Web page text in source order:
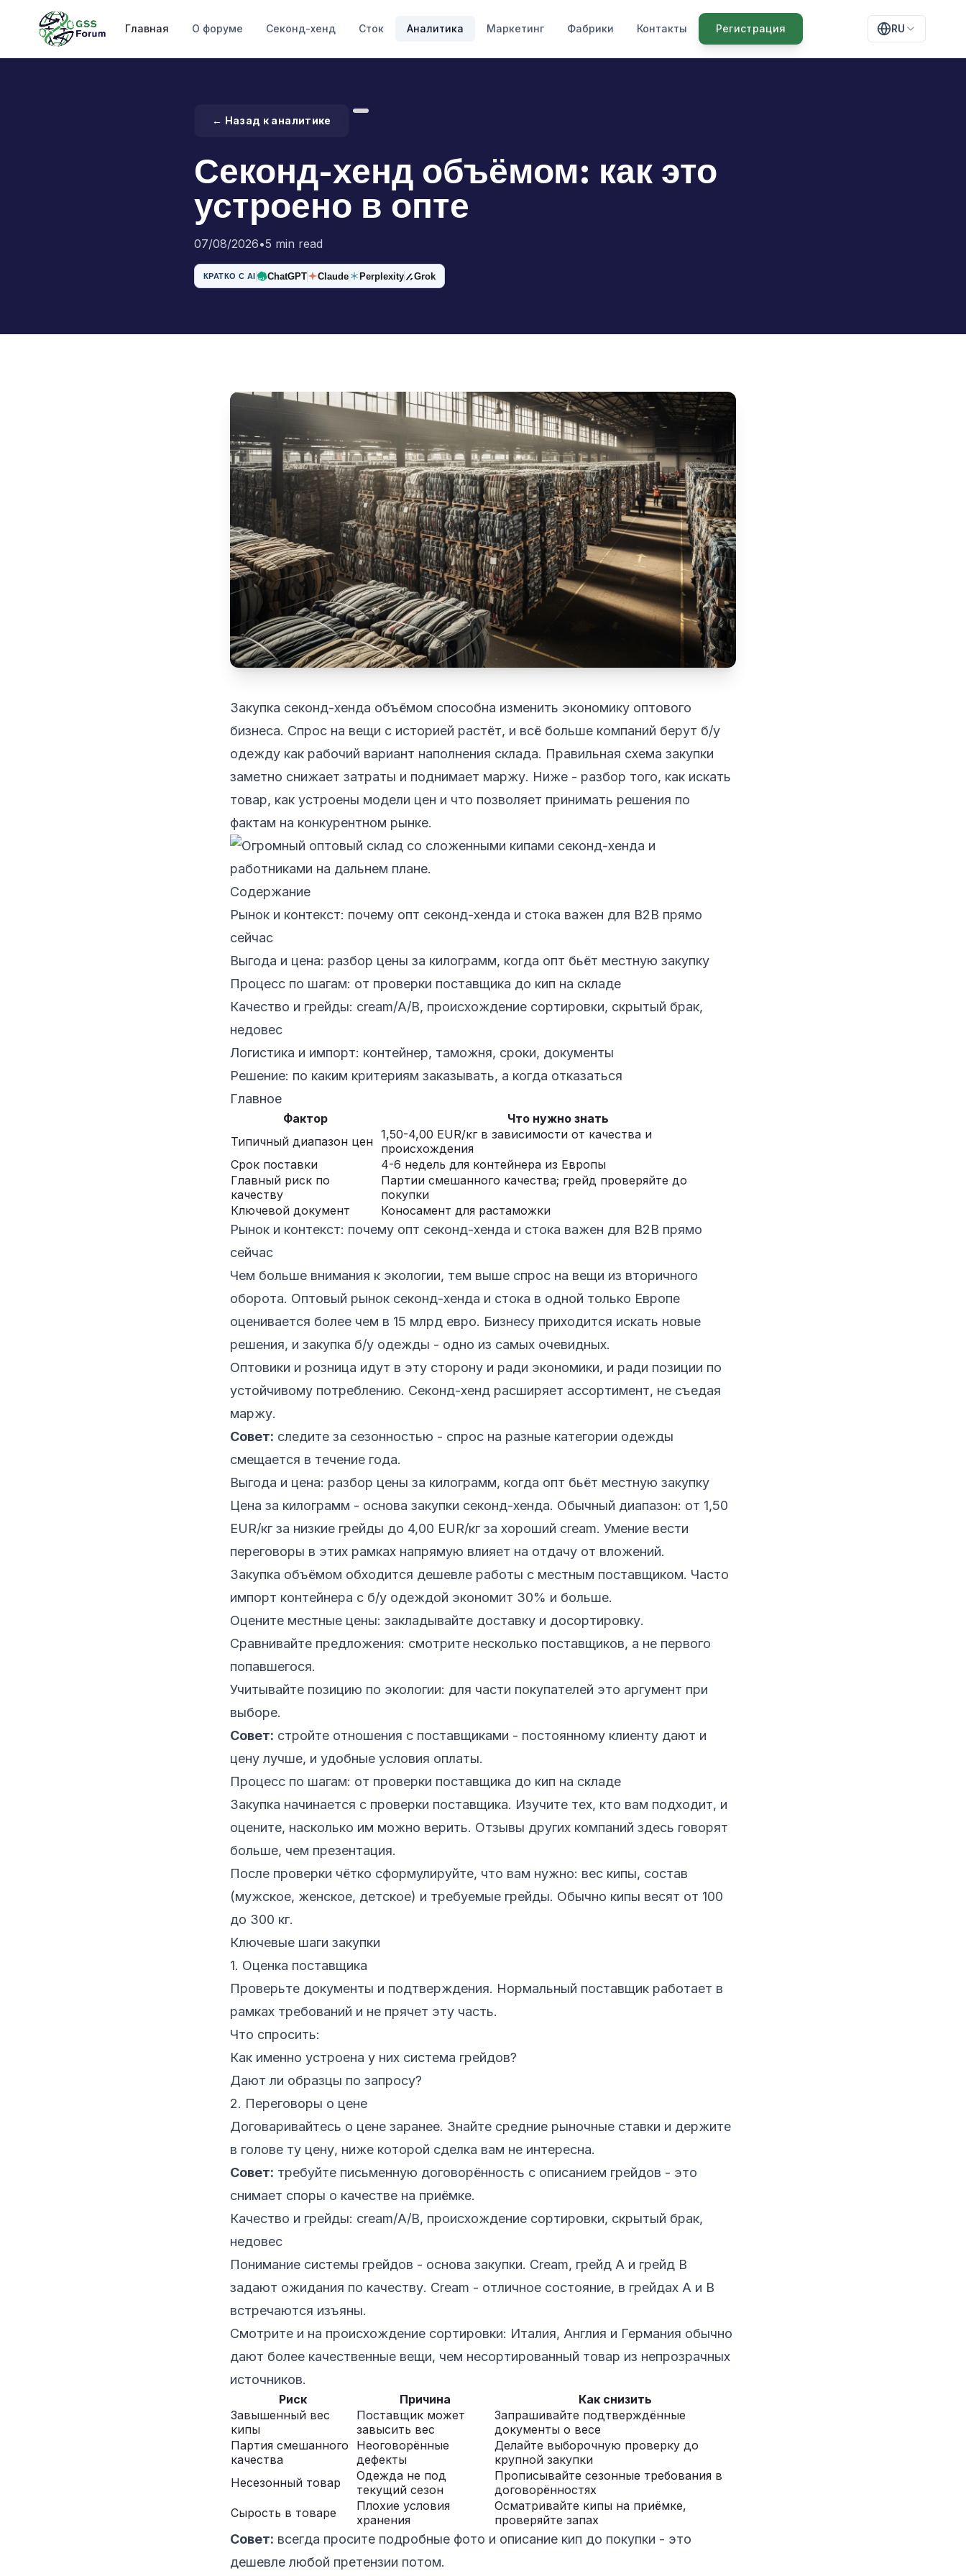
Главная О форуме Секонд-хенд Сток Аналитика Маркетинг Фабрики Контакты Регистрация RU
← Назад к аналитике
Секонд-хенд объёмом: как это
устроено в опте
07/08/2026•5 min read
КРАТКО С AI ChatGPT Claude Perplexity Grok
Закупка секонд-хенда объёмом способна изменить экономику оптового
бизнеса. Спрос на вещи с историей растёт, и всё больше компаний берут б/у
одежду как рабочий вариант наполнения склада. Правильная схема закупки
заметно снижает затраты и поднимает маржу. Ниже - разбор того, как искать
товар, как устроены модели цен и что позволяет принимать решения по
фактам на конкурентном рынке.
Содержание
Рынок и контекст: почему опт секонд-хенда и стока важен для B2B прямо
сейчас
Выгода и цена: разбор цены за килограмм, когда опт бьёт местную закупку
Процесс по шагам: от проверки поставщика до кип на складе
Качество и грейды: cream/A/B, происхождение сортировки, скрытый брак,
недовес
Логистика и импорт: контейнер, таможня, сроки, документы
Решение: по каким критериям заказывать, а когда отказаться
Главное
Фактор
Что нужно знать
Типичный диапазон цен 1,50-4,00 EUR/кг в зависимости от качества и
происхождения
Срок поставки
4-6 недель для контейнера из Европы
Главный риск по
качеству
Партии смешанного качества; грейд проверяйте до
покупки
Ключевой документ
Коносамент для растаможки
Рынок и контекст: почему опт секонд-хенда и стока важен для B2B прямо
сейчас
Чем больше внимания к экологии, тем выше спрос на вещи из вторичного
оборота. Оптовый рынок секонд-хенда и стока в одной только Европе
оценивается более чем в 15 млрд евро. Бизнесу приходится искать новые
решения, и закупка б/у одежды - одно из самых очевидных.
Оптовики и розница идут в эту сторону и ради экономики, и ради позиции по
устойчивому потреблению. Секонд-хенд расширяет ассортимент, не съедая
маржу.
Совет: следите за сезонностью - спрос на разные категории одежды
смещается в течение года.
Выгода и цена: разбор цены за килограмм, когда опт бьёт местную закупку
Цена за килограмм - основа закупки секонд-хенда. Обычный диапазон: от 1,50
EUR/кг за низкие грейды до 4,00 EUR/кг за хороший cream. Умение вести
переговоры в этих рамках напрямую влияет на отдачу от вложений.
Закупка объёмом обходится дешевле работы с местным поставщиком. Часто
импорт контейнера с б/у одеждой экономит 30% и больше.
Оцените местные цены: закладывайте доставку и досортировку.
Сравнивайте предложения: смотрите несколько поставщиков, а не первого
попавшегося.
Учитывайте позицию по экологии: для части покупателей это аргумент при
выборе.
Совет: стройте отношения с поставщиками - постоянному клиенту дают и
цену лучше, и удобные условия оплаты.
Процесс по шагам: от проверки поставщика до кип на складе
Закупка начинается с проверки поставщика. Изучите тех, кто вам подходит, и
оцените, насколько им можно верить. Отзывы других компаний здесь говорят
больше, чем презентация.
После проверки чётко сформулируйте, что вам нужно: вес кипы, состав
(мужское, женское, детское) и требуемые грейды. Обычно кипы весят от 100
до 300 кг.
Ключевые шаги закупки
1. Оценка поставщика
Проверьте документы и подтверждения. Нормальный поставщик работает в
рамках требований и не прячет эту часть.
Что спросить:
Как именно устроена у них система грейдов?
Дают ли образцы по запросу?
2. Переговоры о цене
Договаривайтесь о цене заранее. Знайте средние рыночные ставки и держите
в голове ту цену, ниже которой сделка вам не интересна.
Совет: требуйте письменную договорённость с описанием грейдов - это
снимает споры о качестве на приёмке.
Качество и грейды: cream/A/B, происхождение сортировки, скрытый брак,
недовес
Понимание системы грейдов - основа закупки. Cream, грейд A и грейд B
задают ожидания по качеству. Cream - отличное состояние, в грейдах A и B
встречаются изъяны.
Смотрите и на происхождение сортировки: Италия, Англия и Германия обычно
дают более качественные вещи, чем несортированный товар из непрозрачных
источников.
Риск Причина
Как снизить
Завышенный вес
кипы
Поставщик может
завысить вес
Запрашивайте подтверждённые
документы о весе
Партия смешанного
качества
Неоговорённые
дефекты
Делайте выборочную проверку до
крупной закупки
Несезонный товар
Одежда не под
текущий сезон
Прописывайте сезонные требования в
договорённостях
Сырость в товаре
Плохие условия
хранения
Осматривайте кипы на приёмке,
проверяйте запах
Совет: всегда просите подробные фото и описание кип до покупки - это
дешевле любой претензии потом.